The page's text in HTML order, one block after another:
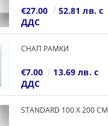
€27.00
52.81 лв. с
ДДС
СНАП РАМКИ
€7.00
13.69 лв. с
ДДС
STANDARD 100 Х 200 СМ